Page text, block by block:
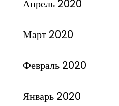
Апрель 2020
Март 2020
Февраль 2020
Январь 2020